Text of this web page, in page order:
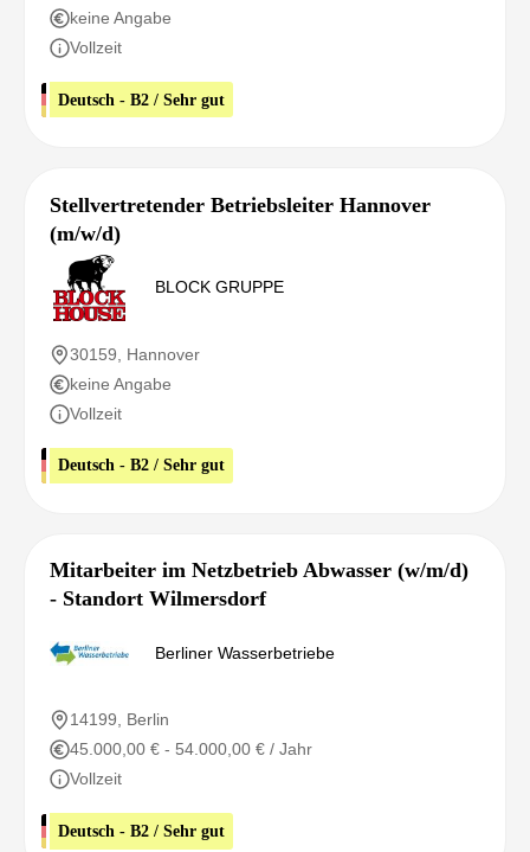
keine Angabe
Vollzeit
Deutsch - B2 / Sehr gut
Stellvertretender Betriebsleiter Hannover
(m/w/d)
BLOCK GRUPPE
30159, Hannover
keine Angabe
Vollzeit
Deutsch - B2 / Sehr gut
Mitarbeiter im Netzbetrieb Abwasser (w/m/d)
- Standort Wilmersdorf
Berliner Wasserbetriebe
14199, Berlin
45.000,00 € - 54.000,00 € / Jahr
Vollzeit
Deutsch - B2 / Sehr gut